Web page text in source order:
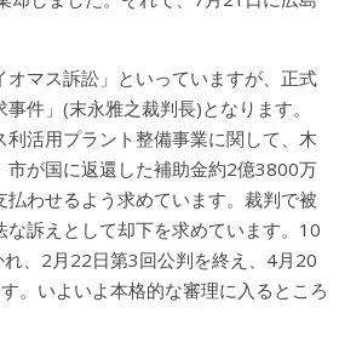
マス訴訟」といっていますが、正式
件」(末永雅之裁判長)となります。
利活用プラント整備事業に関して、木
市が国に返還した補助金約2億3800万
払わせるよう求めています。裁判で被
訴えとして却下を求めています。10
、2月22日第3回公判を終え、4月20
。いよいよ本格的な審理に入るところ